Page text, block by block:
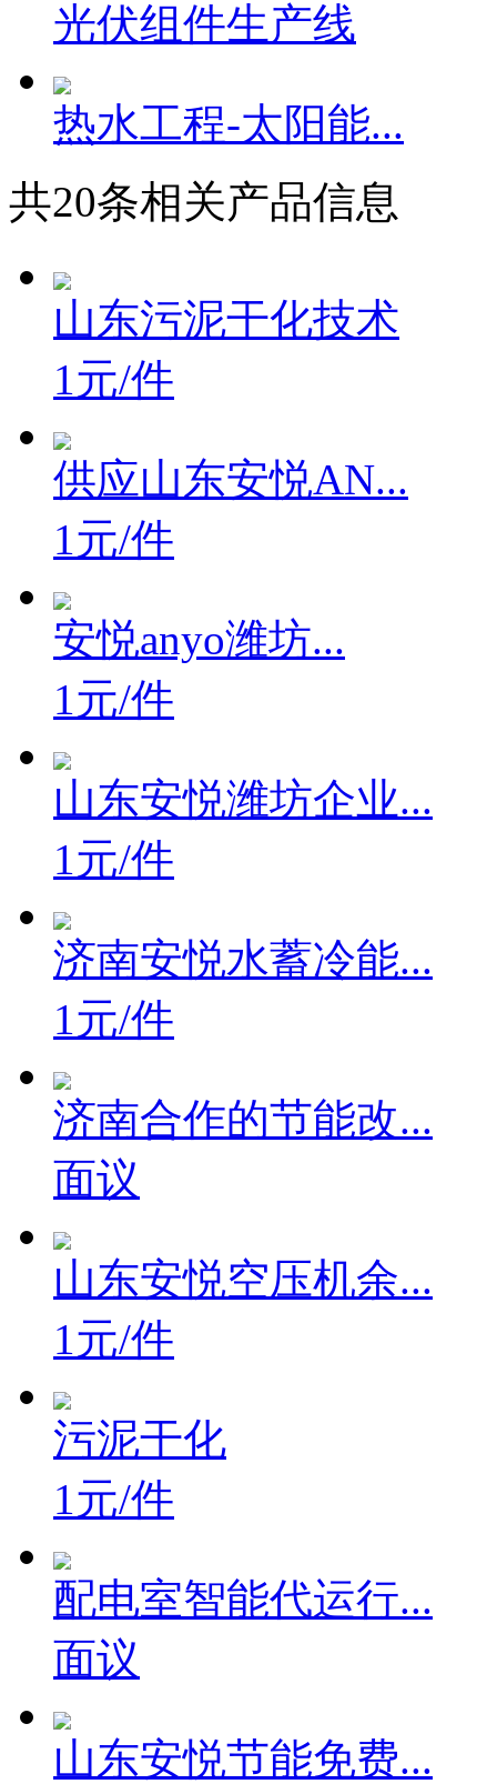
光伏组件生产线
热水工程-太阳能...
共20条相关产品信息
山东污泥干化技术
1元/件
供应山东安悦AN...
1元/件
安悦anyo潍坊...
1元/件
山东安悦潍坊企业...
1元/件
济南安悦水蓄冷能...
1元/件
济南合作的节能改...
面议
山东安悦空压机余...
1元/件
污泥干化
1元/件
配电室智能代运行...
面议
山东安悦节能免费...